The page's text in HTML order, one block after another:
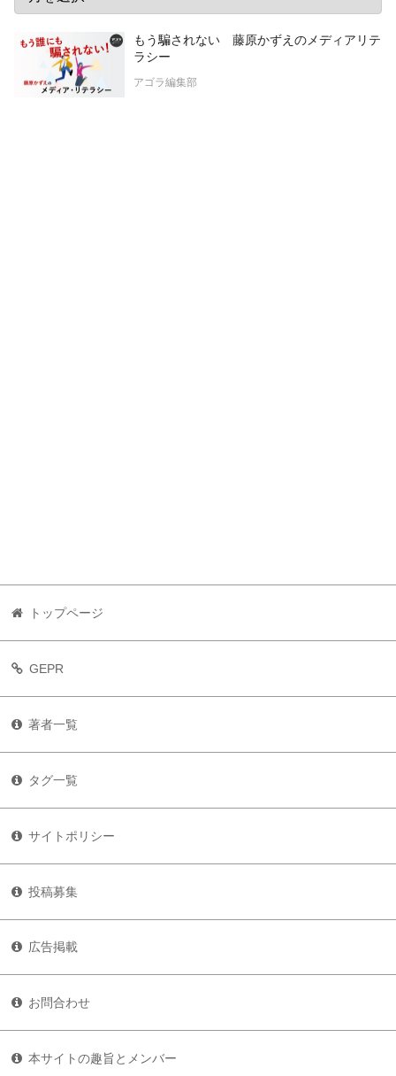
もう騙されない 藤原かずえのメディアリテ
ラシー
アゴラ編集部
トップページ
GEPR
著者一覧
タグ一覧
サイトポリシー
投稿募集
広告掲載
お問合わせ
本サイトの趣旨とメンバー